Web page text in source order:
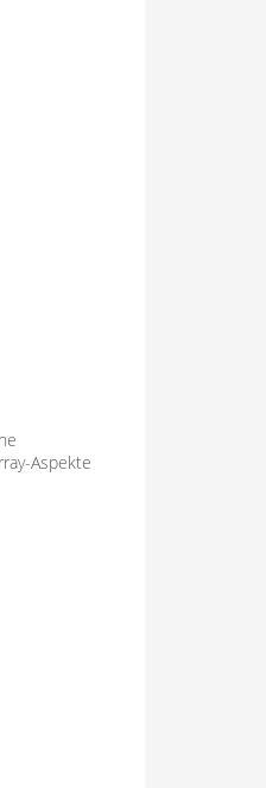
Aspekte